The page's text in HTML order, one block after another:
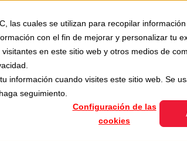
las cuales se utilizan para recopilar
con el fin de mejorar y personalizar tu
en este sitio web y otros medios de
información cuando visites este sitio web. Se
seguimiento.
Configuración de las
cookies
Show submenu for Divisiones
Aplicaciones Usada